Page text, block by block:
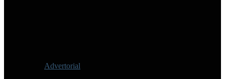
Advertorial